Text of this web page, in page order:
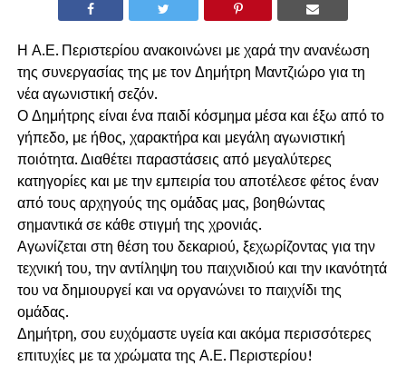
Η Α.Ε. Περιστερίου ανακοινώνει με χαρά την ανανέωση
της συνεργασίας της με τον Δημήτρη Μαντζιώρο για τη
νέα αγωνιστική σεζόν.
Ο Δημήτρης είναι ένα παιδί κόσμημα μέσα και έξω από το
γήπεδο, με ήθος, χαρακτήρα και μεγάλη αγωνιστική
ποιότητα. Διαθέτει παραστάσεις από μεγαλύτερες
κατηγορίες και με την εμπειρία του αποτέλεσε φέτος έναν
από τους αρχηγούς της ομάδας μας, βοηθώντας
σημαντικά σε κάθε στιγμή της χρονιάς.
Αγωνίζεται στη θέση του δεκαριού, ξεχωρίζοντας για την
τεχνική του, την αντίληψη του παιχνιδιού και την ικανότητά
του να δημιουργεί και να οργανώνει το παιχνίδι της
ομάδας.
Δημήτρη, σου ευχόμαστε υγεία και ακόμα περισσότερες
επιτυχίες με τα χρώματα της Α.Ε. Περιστερίου!